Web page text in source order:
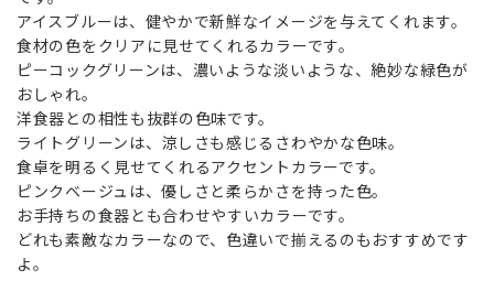
アイスブルーは、健やかで新鮮なイメージを与えてくれます。
食材の色をクリアに見せてくれるカラーです。
ピーコックグリーンは、濃いような淡いような、絶妙な緑色が
おしゃれ。
洋食器との相性も抜群の色味です。
ライトグリーンは、涼しさも感じるさわやかな色味。
食卓を明るく見せてくれるアクセントカラーです。
ピンクベージュは、優しさと柔らかさを持った色。
お手持ちの食器とも合わせやすいカラーです。
どれも素敵なカラーなので、色違いで揃えるのもおすすめです
よ。